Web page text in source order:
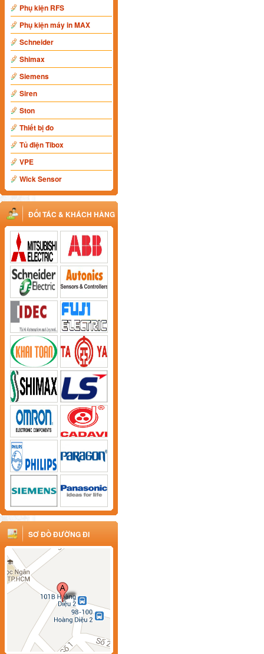
Phụ kiện RFS
Phụ kiện máy in MAX
Schneider
Shimax
Siemens
Siren
Ston
Thiết bị đo
Tủ điện Tibox
VPE
Wick Sensor
ĐỐI TÁC & KHÁCH HÀNG
SƠ ĐỒ ĐƯỜNG ĐI